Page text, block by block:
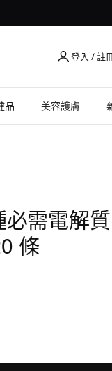
登入 / 註
品 美容護膚
需電解質
條